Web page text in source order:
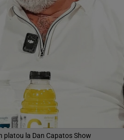
platou la Dan Capatos Show